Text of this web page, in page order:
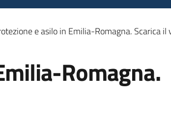
e asilo in Emilia-Romagna. Scarica il
Romagna.